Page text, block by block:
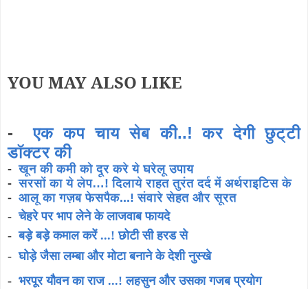
YOU MAY ALSO LIKE
-एक कप चाय सेब की..! कर देगी छुट्टी
डॉक्टर की
-खून की कमी को दूर करे ये घरेलू उपाय
-सरसों का ये लेप…! दिलाये राहत तुरंत दर्द में अर्थराइटिस के
- आलू का गज़ब फेसपैक...! संवारे सेहत और सूरत
-चेहरे पर भाप लेने के लाजवाब फायदे
-बड़े बड़े कमाल करें ...! छोटी सी हरड से
-घोड़े जैसा लम्बा और मोटा बनाने के देशी नुस्खे
- भरपूर यौवन का राज ...! लहसुन और उसका गजब प्रयोग